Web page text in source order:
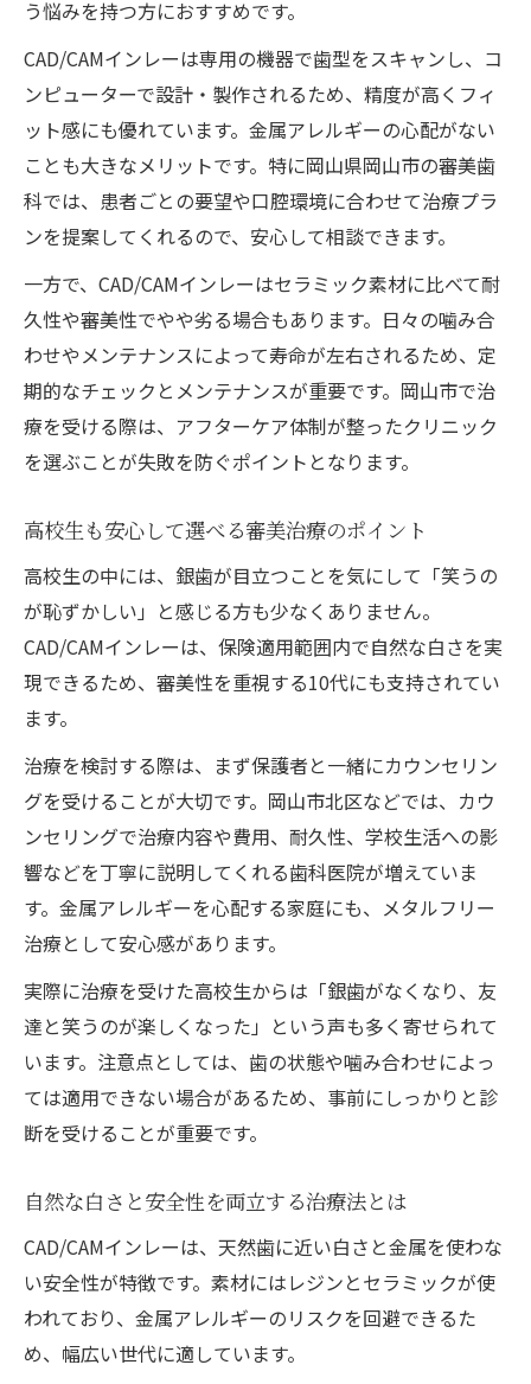
う悩みを持つ方におすすめです。
CAD/CAMインレーは専用の機器で歯型をスキャンし、コ
ンピューターで設計・製作されるため、精度が高くフィ
ット感にも優れています。金属アレルギーの心配がない
ことも大きなメリットです。特に岡山県岡山市の審美歯
科では、患者ごとの要望や口腔環境に合わせて治療プラ
ンを提案してくれるので、安心して相談できます。
一方で、CAD/CAMインレーはセラミック素材に比べて耐
久性や審美性でやや劣る場合もあります。日々の噛み合
わせやメンテナンスによって寿命が左右されるため、定
期的なチェックとメンテナンスが重要です。岡山市で治
療を受ける際は、アフターケア体制が整ったクリニック
を選ぶことが失敗を防ぐポイントとなります。
高校生も安心して選べる審美治療のポイント
高校生の中には、銀歯が目立つことを気にして「笑うの
が恥ずかしい」と感じる方も少なくありません。
CAD/CAMインレーは、保険適用範囲内で自然な白さを実
現できるため、審美性を重視する10代にも支持されてい
ます。
治療を検討する際は、まず保護者と一緒にカウンセリン
グを受けることが大切です。岡山市北区などでは、カウ
ンセリングで治療内容や費用、耐久性、学校生活への影
響などを丁寧に説明してくれる歯科医院が増えていま
す。金属アレルギーを心配する家庭にも、メタルフリー
治療として安心感があります。
実際に治療を受けた高校生からは「銀歯がなくなり、友
達と笑うのが楽しくなった」という声も多く寄せられて
います。注意点としては、歯の状態や噛み合わせによっ
ては適用できない場合があるため、事前にしっかりと診
断を受けることが重要です。
自然な白さと安全性を両立する治療法とは
CAD/CAMインレーは、天然歯に近い白さと金属を使わな
い安全性が特徴です。素材にはレジンとセラミックが使
われており、金属アレルギーのリスクを回避できるた
め、幅広い世代に適しています。